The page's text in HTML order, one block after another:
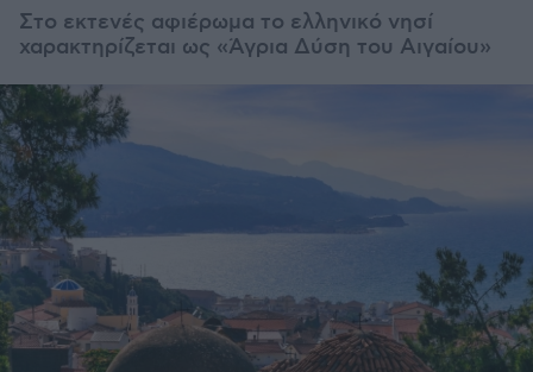
Στο εκτενές αφιέρωμα το ελληνικό νησί
χαρακτηρίζεται ως «Άγρια Δύση του Αιγαίου»